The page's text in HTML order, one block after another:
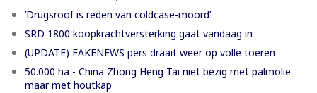
’Drugsroof is reden van coldcase-moord’
SRD 1800 koopkrachtversterking gaat vandaag in
(UPDATE) FAKENEWS pers draait weer op volle toeren
50.000 ha - China Zhong Heng Tai niet bezig met palmolie
maar met houtkap